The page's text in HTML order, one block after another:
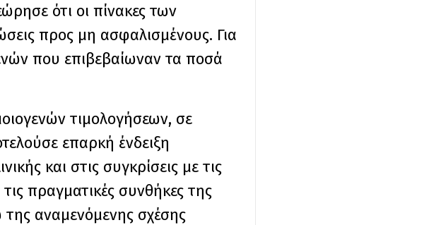
ότι οι πίνακες των
προς μη ασφαλισμένους. Για
που επιβεβαίωναν τα ποσά
τιμολογήσεων, σε
επαρκή ένδειξη
και στις συγκρίσεις με τις
πραγματικές συνθήκες της
αναμενόμενης σχέσης